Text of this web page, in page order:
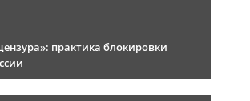
практика блокировки